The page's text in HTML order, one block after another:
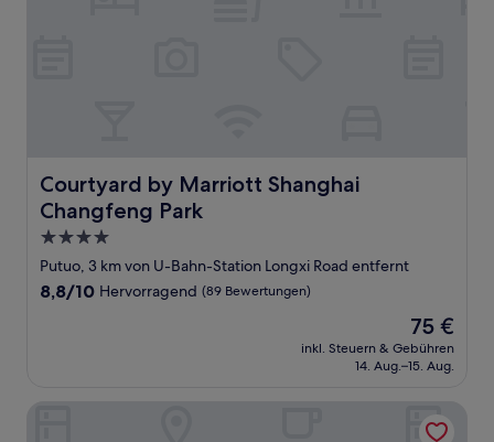
Courtyard by Marriott Shanghai
Changfeng Park
Courtyard by Marriott Shanghai Changfeng Park
4.0-
Sterne-
Unterkunft
Putuo, 3 km von U-Bahn-Station Longxi Road entfernt
8.8
8,8/10 Hervorragend (89 Bewertungen)
Der
Preis
beträgt
75 €
inkl. Steuern & Gebühren
14. Aug.–15. Aug.